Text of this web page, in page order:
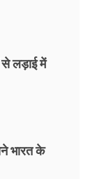
लड़ाई में
भारत के